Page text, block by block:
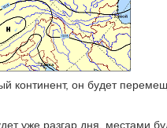
континент, он будет
уже разгар дня, местами